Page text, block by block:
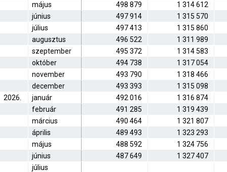
május
498 879
1 314 612
június
497 914
1 315 570
július
497 413
1 315 860
augusztus
496 522
1 311 989
szeptember
495 372
1 314 583
október
494 738
1 317 054
november
493 790
1 318 466
december
493 393
1 315 098
2026.
január 492 016
1 316 874
február
491 285
1 319 439
március
490 464
1 321 807
április
489 493
1 323 293
május
488 592
1 324 756
június
487 649
1 327 407
július